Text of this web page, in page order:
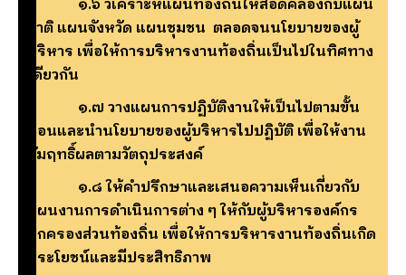
๑.๖ วิเคราะห์แผนท้องถิ่นให้สอดคล้องกับแผน
ชาติ แผนจังหวัด แผนชุมชน ตลอดจนนโยบายของผู้
บริหาร เพื่อให้การบริหารงานท้องถิ่นเป็นไปในทิศทาง
เดียวกัน
๑.๗ วางแผนการปฏิบัติงานให้เป็นไปตามขั้น
ตอนและนำนโยบายของผู้บริหารไปปฏิบัติ เพื่อให้งาน
สัมฤทธิ์ผลตามวัตถุประสงค์
๑.๘ ให้คำปรึกษาและเสนอความเห็นเกี่ยวกับ
แผนงานการดำเนินการต่าง ๆ ให้กับผู้บริหารองค์กร
ปกครองส่วนท้องถิ่น เพื่อให้การบริหารงานท้องถิ่นเกิด
ประโยชน์และมีประสิทธิภาพ